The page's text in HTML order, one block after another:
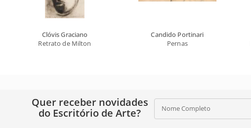
Clóvis Graciano
Retrato de Milton
Candido Portinari
Pernas
Quer receber novidades
do Escritório de Arte?
Nome Completo